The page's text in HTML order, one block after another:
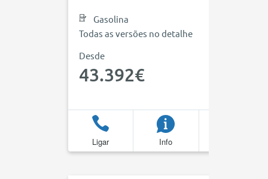
Gasolina
Todas as versões no detalhe
Desde
43.392€
Ligar Info